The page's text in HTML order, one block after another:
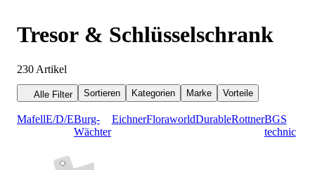
Tresor & Schlüsselschrank
230 Artikel
Alle Filter Sortieren Kategorien Marke Vorteile
MafellE/D/EBurg-
Wächter
EichnerFloraworldDurableRottnerBGS
technic